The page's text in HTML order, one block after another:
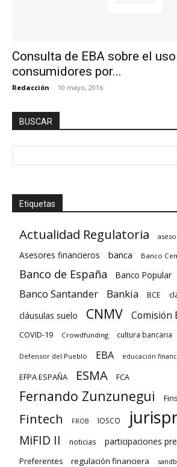
Consulta de EBA sobre el
consumidores por...
Redacción - 10 mayo, 2016
BUSCAR
Etiquetas
Actualidad Regulatoria
Asesores financieros banca Banco
Banco de España Banco Popular
Banco Santander Bankia BCE
cláusulas suelo CNMV Comisión
COVID-19 Crowdfunding cultura bancaria
Defensor del Pueblo EBA educación
EFPA ESPAÑA ESMA FCA
Fernando Zunzunegui
Fintech FROB IOSCO
MiFID II noticias participaciones
Preferentes regulación financiera